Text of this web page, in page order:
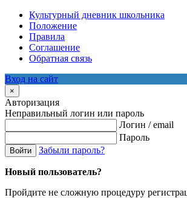
Культурный дневник школьника
Положение
Правила
Соглашение
Обратная связь
Вход на сайт
×
Авторизация
Неправильный логин или пароль
Логин / email
Пароль
Войти Забыли пароль?
Новый пользователь?
Пройдите не сложную процедуру